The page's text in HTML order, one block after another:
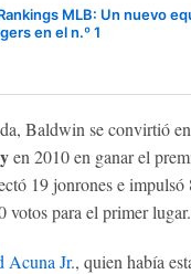
MLB: Un nuevo
en el n.º 1
Baldwin se convirtió
en 2010 en ganar el
19 jonrones e impulsó
votos para el primer lugar.
Acuna Jr., quien había